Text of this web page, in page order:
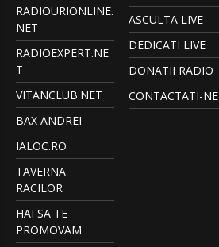
RADIOURIONLINE.
NET
RADIOEXPERT.NE
T
VITANCLUB.NET
BAX ANDREI
IALOC.RO
TAVERNA
RACILOR
HAI SA TE
PROMOVAM
ASCULTA LIVE
DEDICATI LIVE
DONATII RADIO
CONTACTATI-NE